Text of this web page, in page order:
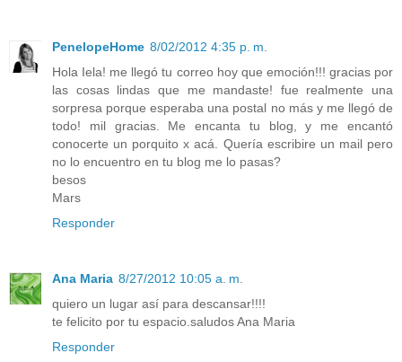
PenelopeHome 8/02/2012 4:35 p. m.
Hola Iela! me llegó tu correo hoy que emoción!!! gracias por
las cosas lindas que me mandaste! fue realmente una
sorpresa porque esperaba una postal no más y me llegó de
todo! mil gracias. Me encanta tu blog, y me encantó
conocerte un porquito x acá. Quería escribire un mail pero
no lo encuentro en tu blog me lo pasas?
besos
Mars
Responder
Ana Maria 8/27/2012 10:05 a. m.
quiero un lugar así para descansar!!!!
te felicito por tu espacio.saludos Ana Maria
Responder